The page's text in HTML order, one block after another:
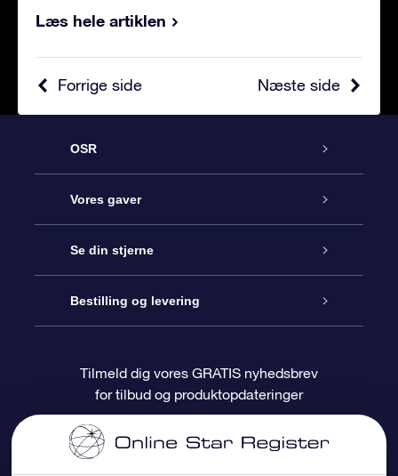
Læs hele artiklen
Næste side
Forrige side
OSR
Kundeservice
Kontakt os
Bloggen
Anmeldelser
Vores gaver
Online Stjernegave
OSR Gavepakke
OSR Gavekortet
Firmagaver
Se din stjerne
Star Register
Personliggjort Stjerneside
One Million Stars
Bestilling og levering
Betalingsinformation
Forsendelsesoplysninger
Tilmeld dig vores GRATIS nyhedsbrev
for tilbud og produktopdateringer